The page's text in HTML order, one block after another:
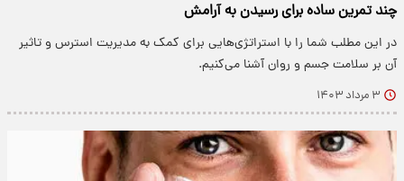
چند تمرین ساده برای رسیدن به آرامش
در این مطلب شما را با استراتژی‌هایی برای کمک به مدیریت استرس و تاثیر
آن بر سلامت جسم و روان آشنا می‌کنیم.
۳ مرداد ۱۴۰۳